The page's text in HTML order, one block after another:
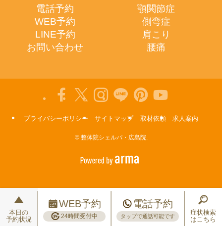
電話予約
WEB予約
LINE予約
お問い合わせ
顎関節症
側弯症
肩こり
腰痛
プライバシーポリシー サイトマップ 取材依頼 求人案内
©整体院シェルパ・広島院.
本日の
予約状況
WEB予約
24時間受付中
電話予約
タップで通話可能です
症状検索
はこちら